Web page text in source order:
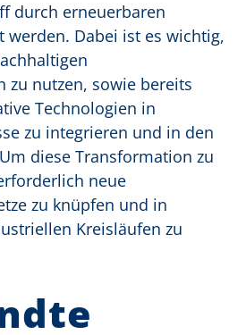
durch erneuerbaren
werden. Dabei ist es wichtig,
zu nutzen, sowie bereits
Technologien in
zu integrieren und in den
diese Transformation zu
neue
zu knüpfen und in
Kreisläufen zu